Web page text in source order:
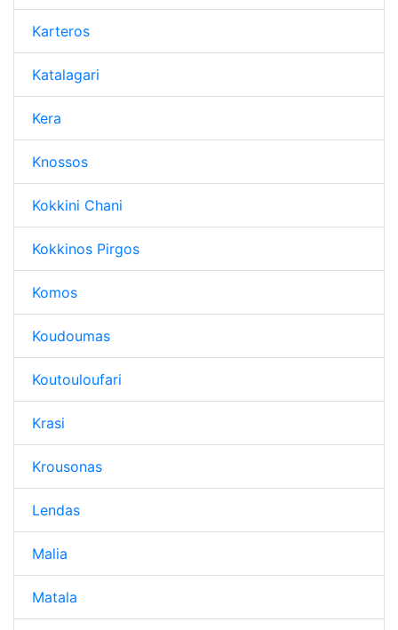
Karteros
Katalagari
Kera
Knossos
Kokkini Chani
Kokkinos Pirgos
Komos
Koudoumas
Koutouloufari
Krasi
Krousonas
Lendas
Malia
Matala